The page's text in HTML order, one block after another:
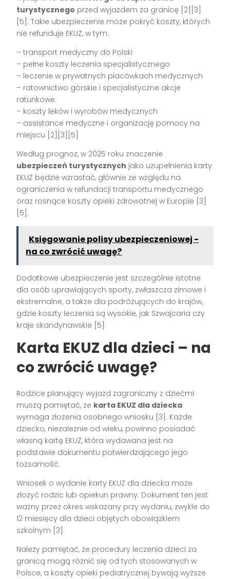
turystycznego przed wyjazdem za granicę [2][3]
[5]. Takie ubezpieczenie może pokryć koszty, których
nie refunduje EKUZ, w tym:
– transport medyczny do Polski
– pełne koszty leczenia specjalistycznego
– leczenie w prywatnych placówkach medycznych
– ratownictwo górskie i specjalistyczne akcje
ratunkowe
– koszty leków i wyrobów medycznych
– assistance medyczne i organizację pomocy na
miejscu [2][3][5]
Według prognoz, w 2025 roku znaczenie
ubezpieczeń turystycznych jako uzupełnienia karty
EKUZ będzie wzrastać, głównie ze względu na
ograniczenia w refundacji transportu medycznego
oraz rosnące koszty opieki zdrowotnej w Europie [3]
[5].
Księgowanie polisy ubezpieczeniowej -
na co zwrócić uwagę?
Dodatkowe ubezpieczenie jest szczególnie istotne
dla osób uprawiających sporty, zwłaszcza zimowe i
ekstremalne, a także dla podróżujących do krajów,
gdzie koszty leczenia są wysokie, jak Szwajcaria czy
kraje skandynawskie [5].
Karta EKUZ dla dzieci – na
co zwrócić uwagę?
Rodzice planujący wyjazd zagraniczny z dziećmi
muszą pamiętać, że karta EKUZ dla dziecka
wymaga złożenia osobnego wniosku [3]. Każde
dziecko, niezależnie od wieku, powinno posiadać
własną kartę EKUZ, która wydawana jest na
podstawie dokumentu potwierdzającego jego
tożsamość.
Wniosek o wydanie karty EKUZ dla dziecka może
złożyć rodzic lub opiekun prawny. Dokument ten jest
ważny przez okres wskazany przy wydaniu, zwykle do
12 miesięcy dla dzieci objętych obowiązkiem
szkolnym [3].
Należy pamiętać, że procedury leczenia dzieci za
granicą mogą różnić się od tych stosowanych w
Polsce, a koszty opieki pediatrycznej bywają wyższe